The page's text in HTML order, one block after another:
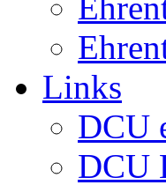
Links
DCU
DCU